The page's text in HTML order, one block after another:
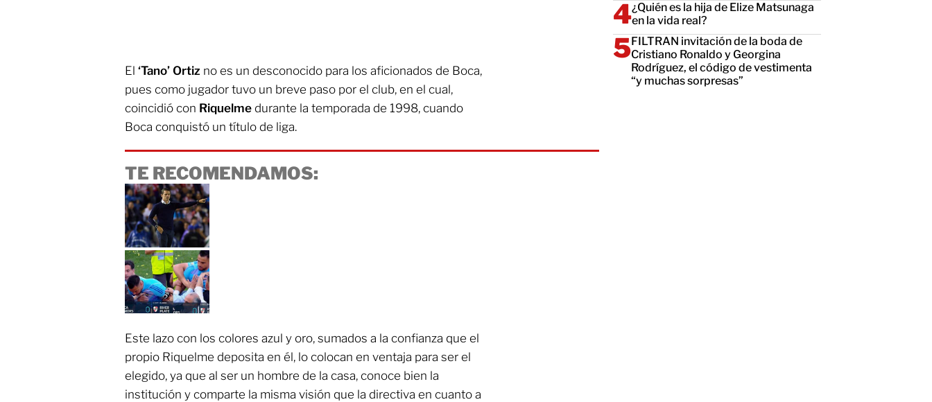
El ‘Tano’ Ortiz no es un desconocido para los aficionados de Boca,
pues como jugador tuvo un breve paso por el club, en el cual,
coincidió con Riquelme durante la temporada de 1998, cuando
Boca conquistó un título de liga.
TE RECOMENDAMOS:
Este lazo con los colores azul y oro, sumados a la confianza que el
propio Riquelme deposita en él, lo colocan en ventaja para ser el
elegido, ya que al ser un hombre de la casa, conoce bien la
institución y comparte la misma visión que la directiva en cuanto a
¿Quién es la hija de Elize Matsunaga
en la vida real?
FILTRAN invitación de la boda de
Cristiano Ronaldo y Georgina
Rodríguez, el código de vestimenta
“y muchas sorpresas”